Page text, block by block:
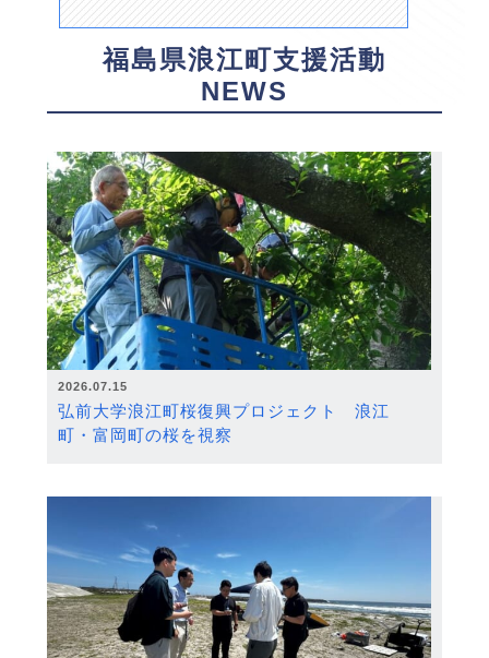
福島県浪江町支援活動
NEWS
2026.07.15
弘前大学浪江町桜復興プロジェクト 浪江
町・富岡町の桜を視察